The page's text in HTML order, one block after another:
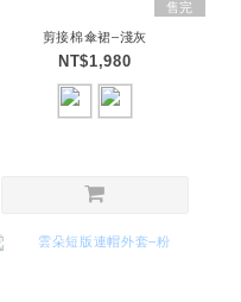
售完
剪接棉傘裙–淺灰
NT$1,980